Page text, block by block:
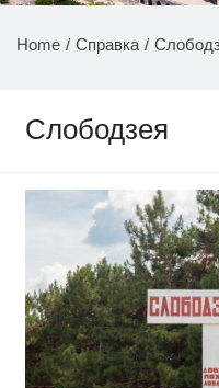
Home Справка
Слободзея